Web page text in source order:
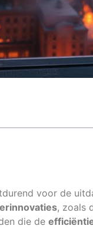
voor de
, zoals
die de